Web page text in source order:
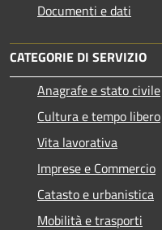
Documenti e dati
CATEGORIE DI SERVIZIO
Anagrafe e stato civile
Cultura e tempo libero
Vita lavorativa
Imprese e Commercio
Catasto e urbanistica
Mobilità e trasporti